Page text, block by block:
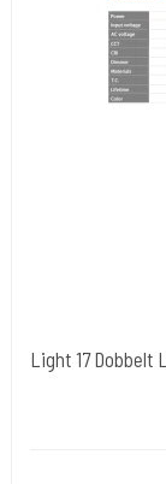
Light 17 Dobbelt